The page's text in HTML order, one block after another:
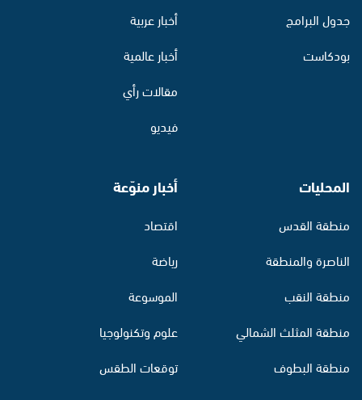
جدول البرامج
بودكاست
أخبار عربية
أخبار عالمية
مقالات رأي
فيديو
المحليات
منطقة القدس
الناصرة والمنطقة
منطقة النقب
منطقة المثلث الشمالي
منطقة البطوف
أخبار منوّعة
اقتصاد
رياضة
الموسوعة
علوم وتكنولوجيا
توقعات الطقس